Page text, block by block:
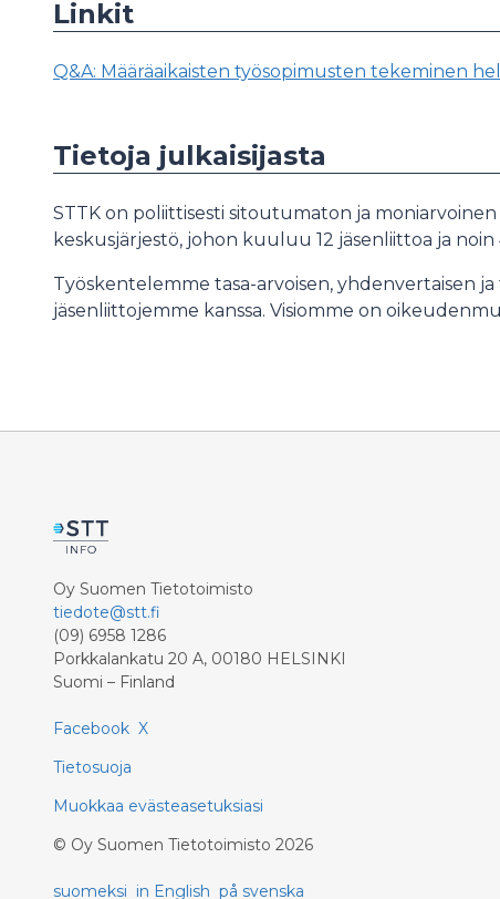
Linkit
Q&A: Määräaikaisten työsopimusten tekeminen
Tietoja julkaisijasta
STTK on poliittisesti sitoutumaton ja
keskusjärjestö, johon kuuluu 12 jäsenliittoa ja
Työskentelemme tasa-arvoisen, yhdenvertaisen
jäsenliittojemme kanssa. Visiomme on
Oy Suomen Tietotoimisto
tiedote@stt.fi
(09) 6958 1286
Porkkalankatu 20 A, 00180 HELSINKI
Suomi – Finland
Facebook X
Tietosuoja
Muokkaa evästeasetuksiasi
© Oy Suomen Tietotoimisto 2026
suomeksi in English på svenska